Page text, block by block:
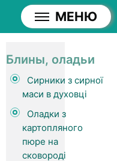
МЕНЮ
Блины, оладьи
Сирники з сирної
маси в духовці
Оладки з
картопляного
пюре на
сковороді